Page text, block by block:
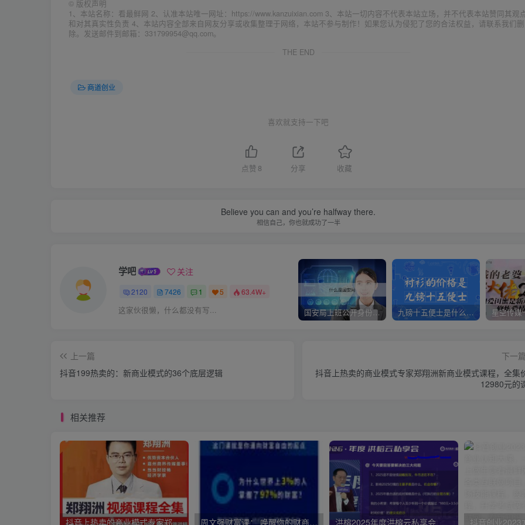
© 版权声明
1、本站名称：看最鲜网 2、认准本站唯一网址：https://www.kanzuixian.com 3、本站一切内容不代表本站立场，并不代表本站赞同其观
和对其真实性负责 4、本站内容全部来自网友分享或收集整理于网络，本站不参与制作！如果您认为侵犯了您的合法权益，请联系我们删
除。发送邮件到邮箱：331799954@qq.com。
THE END
商道创业
喜欢就支持一下吧
点赞 8 分享 收藏
Believe you can and you’re halfway there.
相信自己，你也就成功了一半
学吧 关注
2120 7426 1 5 63.4W+
这家伙很懒，什么都没有写... 国安局上班公开身份是什么（国安身份对家人保密吗） 九磅十五便士是什么意思（九磅十五便士是什么梗）
上一篇
抖音199热卖的：新商业模式的36个底层逻辑
下一
抖音上热卖的商业模式专家郑翔洲新商业模式课程，全集
12980元的
相关推荐
抖音上热卖的商业模式专家郑翔洲新商业模式课程，全集价值12980元的课程 周文强财富课： 唤醒你的财商思维，这门课就是你通向财富自由的起点 洪榕2025年度洪榕云私享会